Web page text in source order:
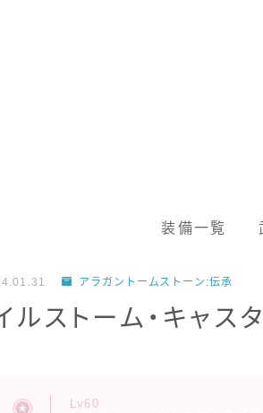
装備一覧
アラガントームストーン:伝承
ルストーム・キャス
Lv60